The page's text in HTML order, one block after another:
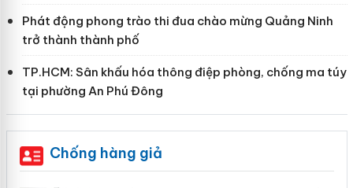
Phát động phong trào thi đua chào mừng Quảng Ninh
trở thành thành phố
TP.HCM: Sân khấu hóa thông điệp phòng, chống ma túy
tại phường An Phú Đông
Chống hàng giả